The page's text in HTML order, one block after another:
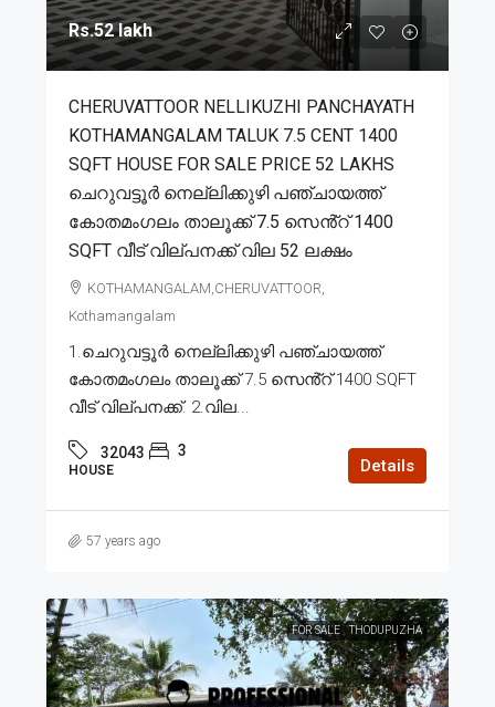
Rs.52 lakh
CHERUVATTOOR NELLIKUZHI PANCHAYATH
KOTHAMANGALAM TALUK 7.5 CENT 1400
SQFT HOUSE FOR SALE PRICE 52 LAKHS
ചെറുവട്ടൂർ നെല്ലിക്കുഴി പഞ്ചായത്ത്
കോതമംഗലം താലൂക്ക് 7.5 സെൻ്റ് 1400
SQFT വീട് വില്പനക്ക് വില 52 ലക്ഷം
KOTHAMANGALAM,CHERUVATTOOR,
Kothamangalam
1.ചെറുവട്ടൂർ നെല്ലിക്കുഴി പഞ്ചായത്ത്
കോതമംഗലം താലൂക്ക് 7.5 സെൻ്റ് 1400 SQFT
വീട് വില്പനക്ക്. 2.വില...
32043 3
HOUSE Details
57 years ago
FOR SALE THODUPUZHA